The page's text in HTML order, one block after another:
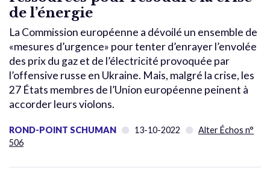
de l’énergie
La Commission européenne a dévoilé un ensemble de
«mesures d’urgence» pour tenter d’enrayer l’envolée
des prix du gaz et de l’électricité provoquée par
l’offensive russe en Ukraine. Mais, malgré la crise, les
27 États membres de l’Union européenne peinent à
accorder leurs violons.
ROND-POINT SCHUMAN 13-10-2022
Alter Échos n°
506